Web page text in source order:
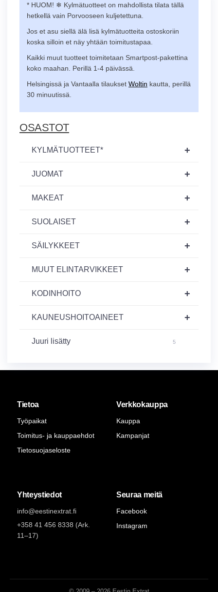
* HUOM! ❄︎ Kylmätuotteet on mahdollista tilata tällä
hetkellä vain Porvooseen kuljetettuna.
Jos et asu siellä älä lisä kylmätuotteita ostoskoriin
koska silloin et näy yhtään toimitustapaa.
Kaikki muut tuotteet toimitetaan Smartpost-pakettina
koko maahan. Perillä 1-4 päivässä.
Helsingissä ja Vantaalla tilaukset Woltin kautta, perillä
30 minuutissä.
OSASTOT
+
KYLMÄTUOTTEET*
+
JUOMAT
+
MAKEAT
+
SUOLAISET
+
SÄILYKKEET
+
MUUT ELINTARVIKKEET
+
KODINHOITO
+
KAUNEUSHOITOAINEET
Juuri lisätty 5
Tietoa
Työpaikat
Toimitus- ja kauppaehdot
Tietosuojaseloste
Verkkokauppa
Kauppa
Kampanjat
Yhteystiedot
info@eestinextrat.fi
+358 41 456 8338 (Ark.
11–17)
Seuraa meitä
Facebook
Instagram